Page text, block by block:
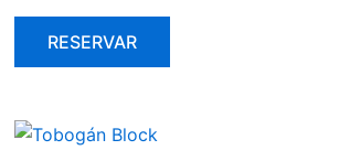
RESERVAR